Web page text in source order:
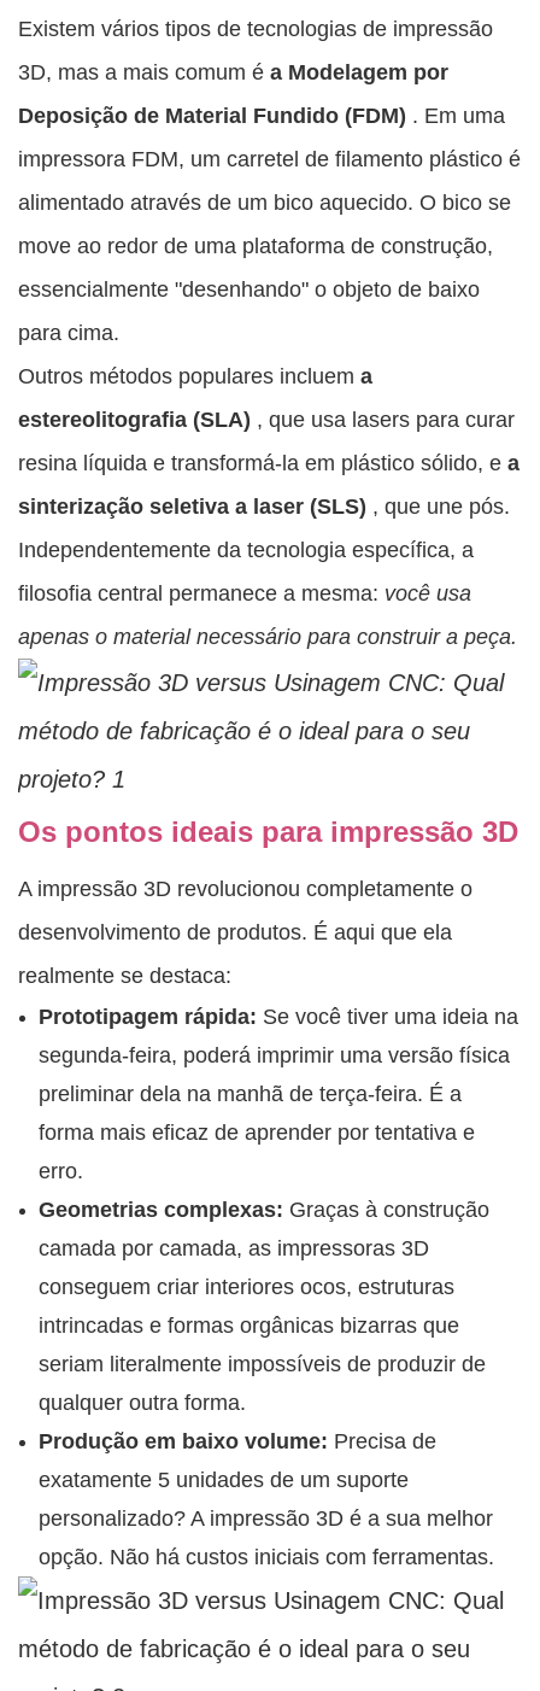
Existem vários tipos de tecnologias de impressão
3D, mas a mais comum é a Modelagem por
Deposição de Material Fundido (FDM) . Em uma
impressora FDM, um carretel de filamento plástico é
alimentado através de um bico aquecido. O bico se
move ao redor de uma plataforma de construção,
essencialmente "desenhando" o objeto de baixo
para cima.
Outros métodos populares incluem a
estereolitografia (SLA) , que usa lasers para curar
resina líquida e transformá-la em plástico sólido, e a
sinterização seletiva a laser (SLS) , que une pós.
Independentemente da tecnologia específica, a
filosofia central permanece a mesma: você usa
apenas o material necessário para construir a peça.
Os pontos ideais para impressão 3D
A impressão 3D revolucionou completamente o
desenvolvimento de produtos. É aqui que ela
realmente se destaca:
Prototipagem rápida: Se você tiver uma ideia na
segunda-feira, poderá imprimir uma versão física
preliminar dela na manhã de terça-feira. É a
forma mais eficaz de aprender por tentativa e
erro.
Geometrias complexas: Graças à construção
camada por camada, as impressoras 3D
conseguem criar interiores ocos, estruturas
intrincadas e formas orgânicas bizarras que
seriam literalmente impossíveis de produzir de
qualquer outra forma.
Produção em baixo volume: Precisa de
exatamente 5 unidades de um suporte
personalizado? A impressão 3D é a sua melhor
opção. Não há custos iniciais com ferramentas.